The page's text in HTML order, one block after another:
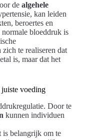
de algehele
kan leiden
beroertes en
bloeddruk is
te realiseren dat
is, maar dat het
voeding
Door te
kunnen individuen
is belangrijk om te